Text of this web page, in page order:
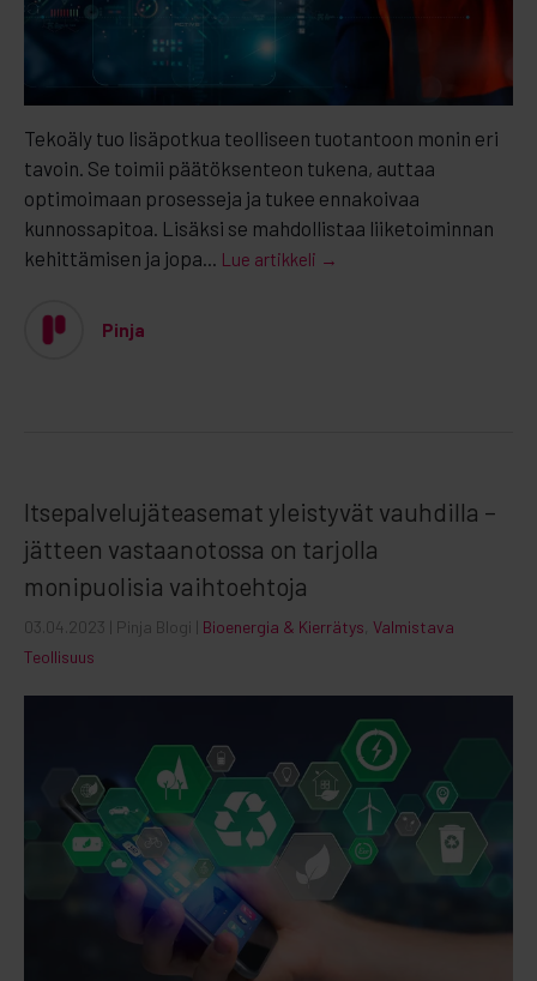
Tekoäly tuo lisäpotkua teolliseen tuotantoon monin eri
tavoin. Se toimii päätöksenteon tukena, auttaa
optimoimaan prosesseja ja tukee ennakoivaa
kunnossapitoa. Lisäksi se mahdollistaa liiketoiminnan
kehittämisen ja jopa... Lue artikkeli →
Pinja
Itsepalvelujäteasemat yleistyvät vauhdilla –
jätteen vastaanotossa on tarjolla
monipuolisia vaihtoehtoja
03.04.2023 | Pinja Blogi | Bioenergia & Kierrätys Valmistava
Teollisuus